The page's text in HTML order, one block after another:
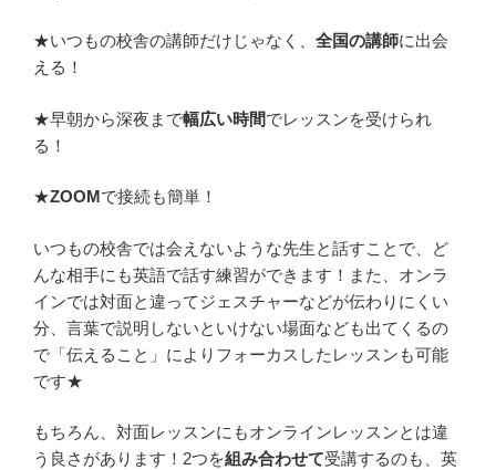
★いつもの校舎の講師だけじゃなく、 全国の講師に出会
える！
★早朝から深夜まで幅広い時間でレッスンを受けられ
る！
★ZOOMで接続も簡単！
いつもの校舎では会えないような先生と話すことで、ど
んな相手にも英語で話す練習ができます！また、オンラ
インでは対面と違ってジェスチャーなどが伝わりにくい
分、言葉で説明しないといけない場面なども出てくるの
で「伝えること」によりフォーカスしたレッスンも可能
です★
もちろん、対面レッスンにもオンラインレッスンとは違
う良さがあります！2つを組み合わせて受講するのも、英